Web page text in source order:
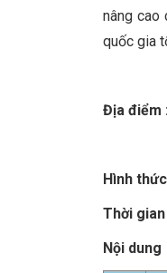
nâng cao
quốc gia
Địa điểm
Số 65
Hình
Thời gian
Nội dung